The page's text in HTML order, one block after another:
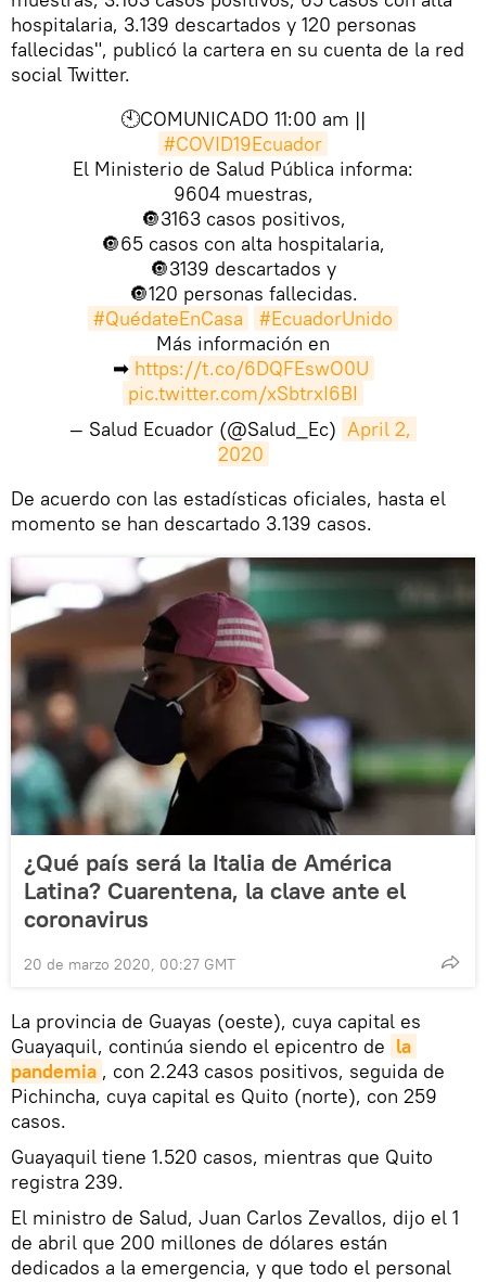
hospitalaria, 3.139 descartados y 120 personas
fallecidas", publicó la cartera en su cuenta de la red
social Twitter.
🕙COMUNICADO 11:00 am ||
#COVID19Ecuador
El Ministerio de Salud Pública informa:
9604 muestras,
🔘3163 casos positivos,
🔘65 casos con alta hospitalaria,
🔘3139 descartados y
🔘120 personas fallecidas.
#QuédateEnCasa
#EcuadorUnido
Más información en
➡ https://t.co/6DQFEswO0U
pic.twitter.com/xSbtrxI6BI
— Salud Ecuador (@Salud_Ec) April 2,
2020
De acuerdo con las estadísticas oficiales, hasta el
momento se han descartado 3.139 casos.
¿Qué país será la Italia de América
Latina? Cuarentena, la clave ante el
coronavirus
20 de marzo 2020, 00:27 GMT
La provincia de Guayas (oeste), cuya capital es
Guayaquil, continúa siendo el epicentro de la
pandemia , con 2.243 casos positivos, seguida de
Pichincha, cuya capital es Quito (norte), con 259
casos.
Guayaquil tiene 1.520 casos, mientras que Quito
registra 239.
El ministro de Salud, Juan Carlos Zevallos, dijo el 1
de abril que 200 millones de dólares están
dedicados a la emergencia, y que todo el personal